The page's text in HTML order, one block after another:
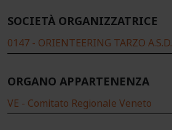
SOCIETÀ ORGANIZZATRICE
0147 - ORIENTEERING TARZO A.S.D.
ORGANO APPARTENENZA
VE - Comitato Regionale Veneto